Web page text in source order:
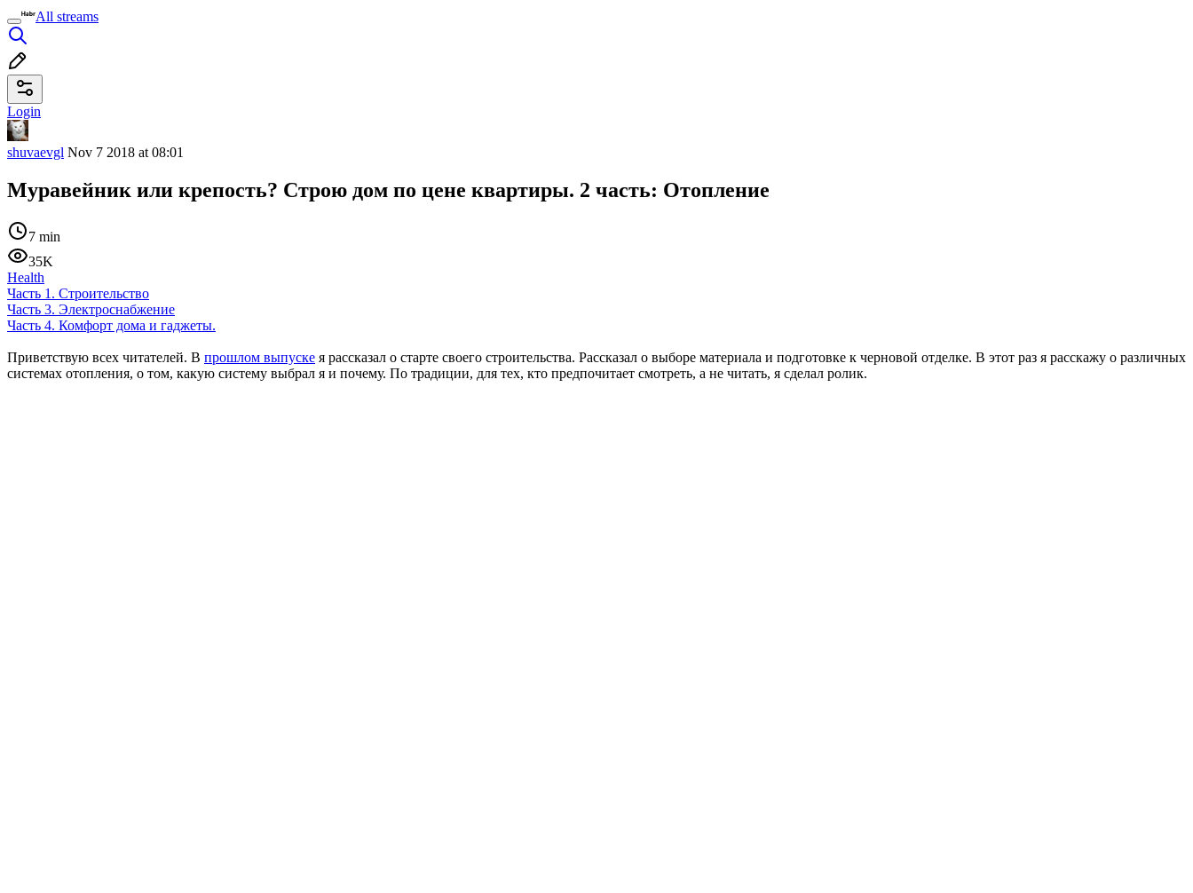
All streams
Login
shuvaevgl Nov 7 2018 at 08:01
Муравейник или крепость? Строю дом по цене квартиры. 2 часть: Отопление
7 min
35K
Health
Часть 1. Строительство
Часть 3. Электроснабжение
Часть 4. Комфорт дома и гаджеты.
Приветствую всех читателей. В прошлом выпуске я рассказал о старте своего строительства. Рассказал о выборе материала и подготовке к черновой отделке. В этот раз я расскажу о различных
системах отопления, о том, какую систему выбрал я и почему. По традиции, для тех, кто предпочитает смотреть, а не читать, я сделал ролик.